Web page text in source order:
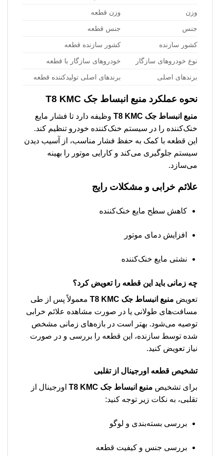
وزن وزن قطعه
جنس جنس قطعه
کشور سازنده کشور سازنده قطعه
نوع خودروهای سازگار خودروهای سازگار با قطعه
برندهای اصلی برندهای اصلی تولیدکننده قطعه
نحوه عملکرد منبع انبساط جک T8 KMC
منبع انبساط جک T8 KMC
وظیفه دارد تا فشار مایع
خنک‌کننده را در سیستم خنک‌کننده خودرو تنظیم کند.
این قطعه با کمک به حفظ فشار مناسب، از آسیب دیدن
سیستم جلوگیری می‌کند و کارایی موتور را بهینه
می‌سازد.
علائم خرابی و مشکلات رایج
کاهش سطح مایع خنک‌کننده
افزایش دمای موتور
نشتی مایع خنک‌کننده
چه زمانی باید این قطعه را تعویض کرد؟
تعویض منبع انبساط جک T8 KMC
معمولاً پس از طی
مسافت‌های طولانی یا در صورت مشاهده علائم خرابی
توصیه می‌شود. بهتر است در بازه‌های زمانی مشخص
شده توسط سازنده، این قطعه را بررسی و در صورت
نیاز تعویض کنید.
تشخیص قطعه اورجینال از تقلبی
برای تشخیص منبع انبساط جک T8 KMC
اورجینال از
تقلبی، به نکات زیر توجه کنید:
بررسی بسته‌بندی و لوگو
بررسی جنس و کیفیت قطعه